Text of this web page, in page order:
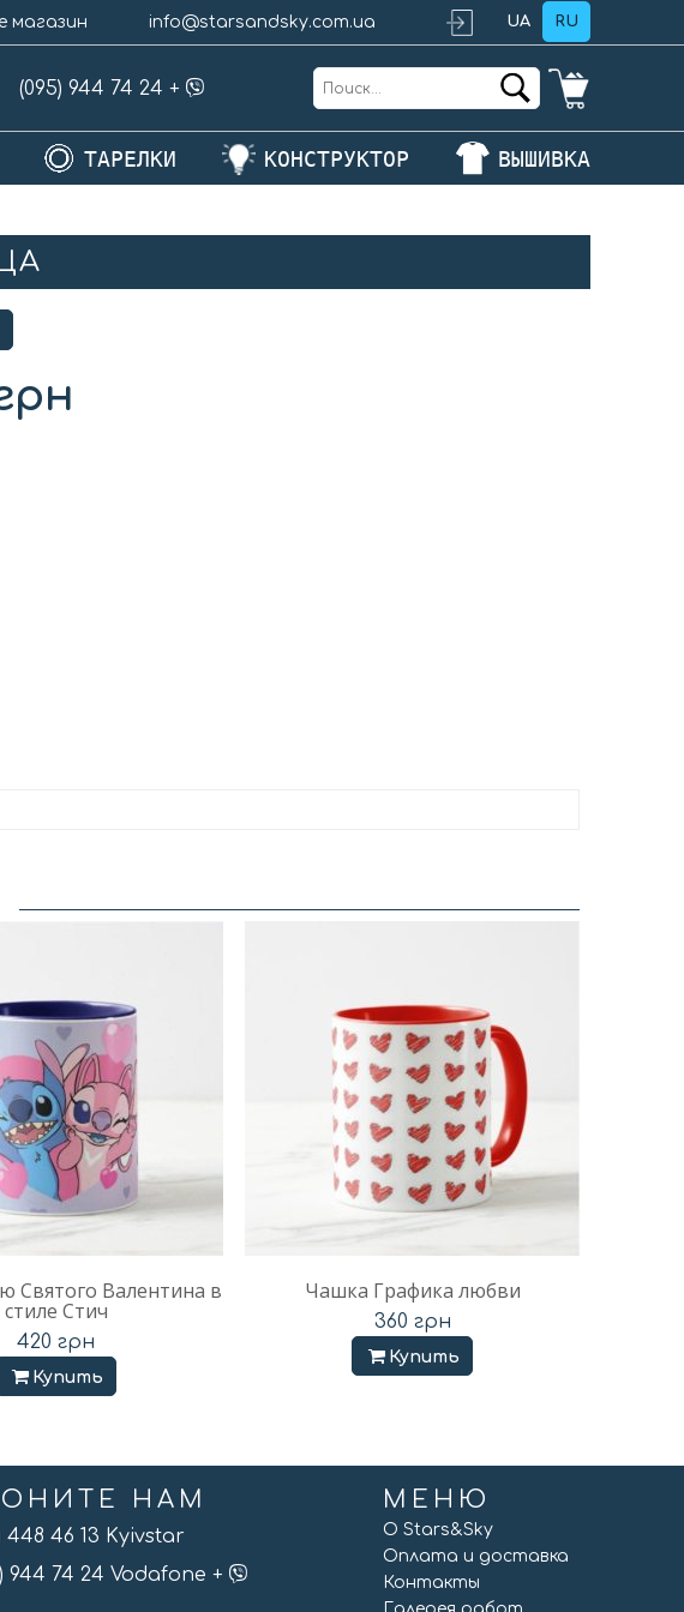
магазин info@starsandsky.com.ua UA RU
(095) 944 74 24 +
ТАРЕЛКИ КОНСТРУКТОР ВЫШИВКА
Святого Валентина в
стиле Стич
420 грн
Купить
Чашка Графика любви
360 грн
Купить
НАМ
448 46 13 Kyivstar
944 74 24 Vodafone +
МЕНЮ
О Stars&Sky
Оплата и доставка
Контакты